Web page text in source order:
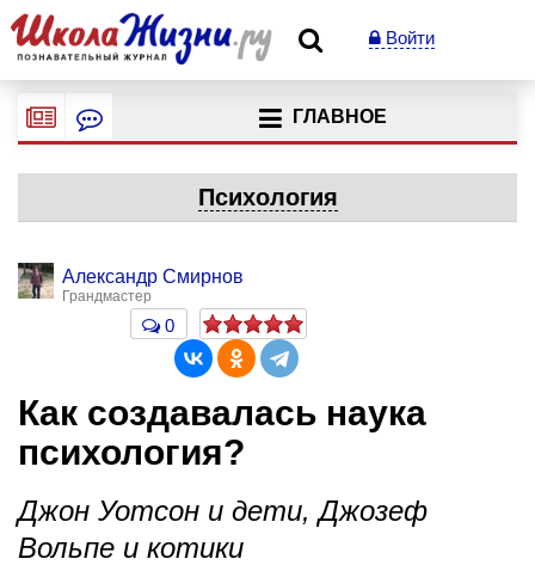
Войти
ГЛАВНОЕ
Психология
Александр Смирнов
Грандмастер
0
Как создавалась наука
психология?
Джон Уотсон и дети, Джозеф
Вольпе и котики